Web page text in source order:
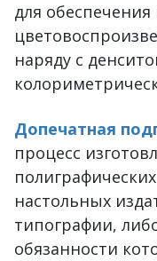
для обеспечения
наряду с
Допечатная
процесс
настольных
типографии,
обязанности